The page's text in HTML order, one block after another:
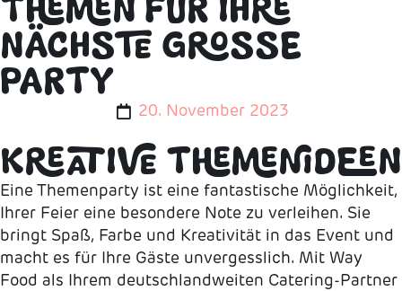
HEMEN FÜR IHRE N
ÄCHSTE GROSSE PA
RTY
20. November 2023
KREATIVE THEMENIDEEN
Eine Themenparty ist eine fantastische Möglichkeit,
Ihrer Feier eine besondere Note zu verleihen. Sie
bringt Spaß, Farbe und Kreativität in das Event und
macht es für Ihre Gäste unvergesslich. Mit Way
Food als Ihrem deutschlandweiten Catering-Partner